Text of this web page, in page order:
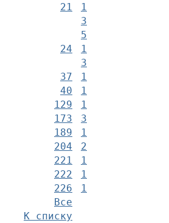
21
1
3
5
24
1
3
37
1
40
129
1
173
1
189
3
204
1
2
221
1
222
1
226
1
Все
К списку